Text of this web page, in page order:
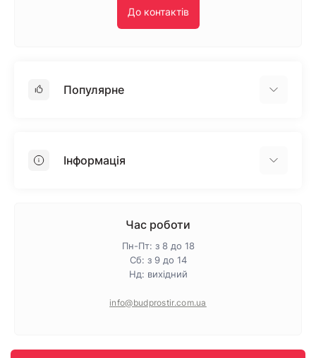
До контактів
Популярне
ПінопластІнформація
Гарантія та повернення
Політика конфіденційності
Час роботи
Пн-Пт: з 8 до 18
Сб: з 9 до 14
Нд: вихідний
info@budprostir.com.ua